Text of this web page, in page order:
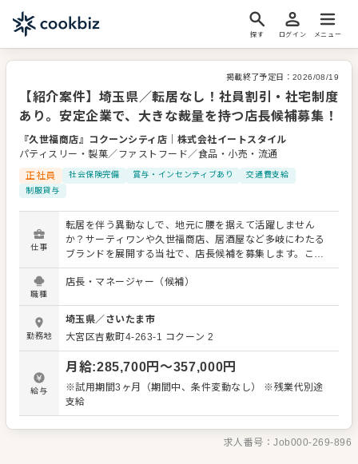
探す ログイン メニュー
掲載終了予定日： 2026/08/19
【紹介案件】埼玉県／転居なし！社員割引・社宅制度
あり。安定企業で、大きな裁量を持つ店長候補募集！
『久世福商店』コクーンシティ店
株式会社イートスタイル
パティスリー・製菓／ファストフード／食品・小売・流通
正社員
社会保険完備 賞与・インセンティブあり
交通費支給
制服貸与
仕事
転居を伴う異動なしで、地元に腰を据えて活躍しません
か？サーティワンや久世福商店、居酒屋など多岐にわたる
ブランドを展開する当社で、店長候補を募集します。これ
までの店長経験を活かし、大きな裁量をもって店舗を動か
してくださる方をお待ちしています。 主な業務は、売上管
た店舗運営のマネジメント全般です。あなたのリーダーシ
ップで、お客様に愛され、スタッフが生き生きと働ける理
想の店舗を創り上げてください。 運営ブランドが多岐にわ
たるため、様々な業態でスキルを磨けるのも魅力です。希
望すれば新店舗立ち上げへの挑戦も可能。風通しの良い社
風と高い定着率が自慢です。 ＜おすすめポイント＞ 転居を
伴う異動なしで腰を据えて働けます。社員割引や借上げ社
さ」を証明。希望により新店舗立ち上げに挑戦可能です。
職種
店長・マネージャー（候補）
勤務地
埼玉県／ さいたま市
大宮区吉敷町4-263-1 コクーン 2
給与
月給:285,700円〜357,000円
※試用期間3ヶ月（期間中、条件変動なし） ※残業代別途
支給
求人番号：Job000-269-896